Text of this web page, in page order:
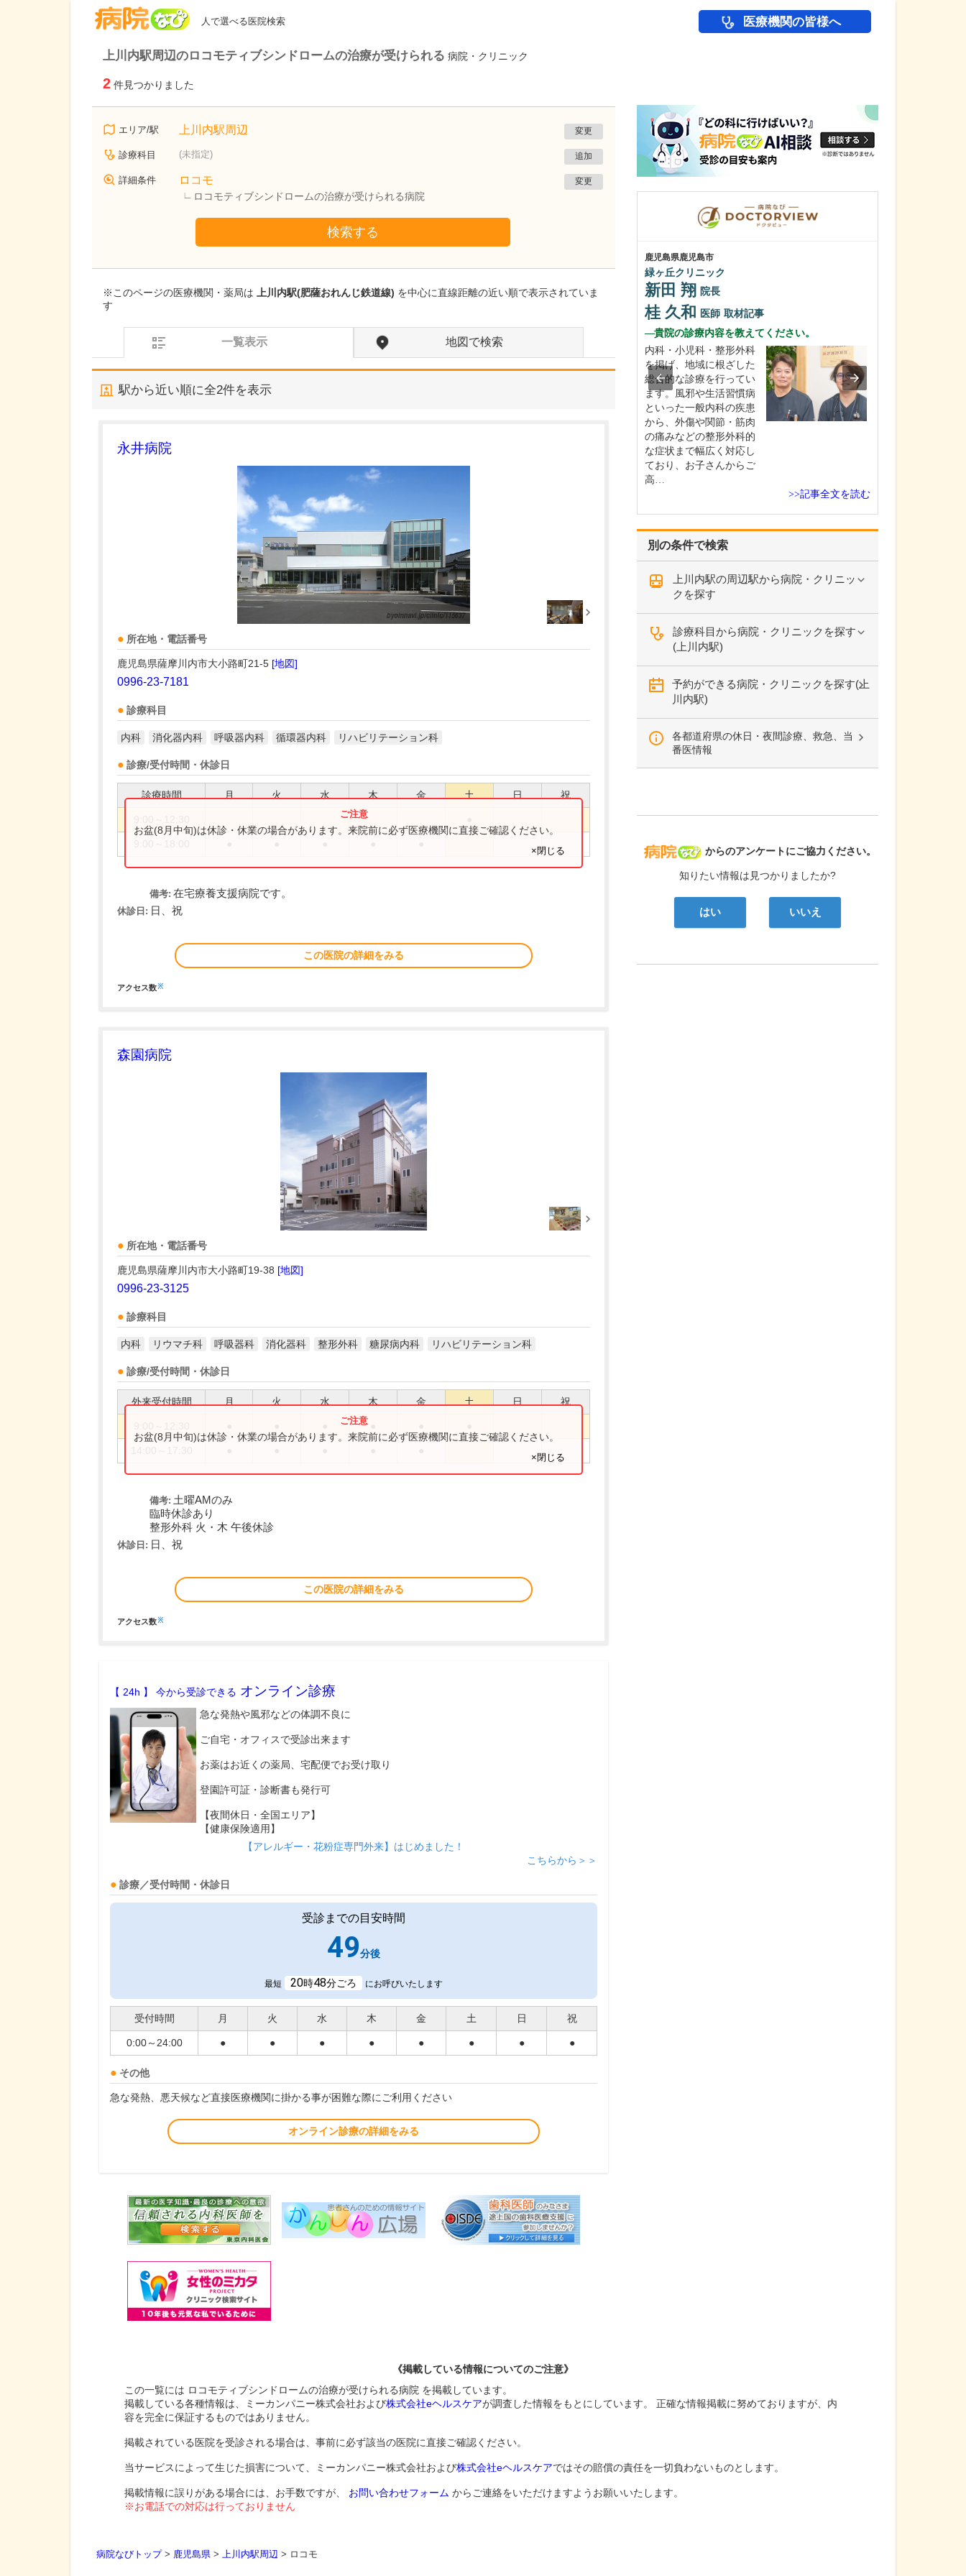
人で選べる医院検索 医療機関の皆様へ
上川内駅周辺のロコモティブシンドロームの治療が受けられる 病院・クリニック
2 件見つかりました
エリア/駅 上川内駅周辺 変更
診療科目 (未指定) 追加
詳細条件 ロコモ
ロコモティブシンドロームの治療が受けられる病院
変更
検索する
※このページの医療機関・薬局は 上川内駅(肥薩おれんじ鉄道線) を中心に直線距離の近い順で表示されていま
す
一覧表示 地図で検索
駅から近い順に全2件を表示
永井病院
所在地・電話番号
鹿児島県薩摩川内市大小路町21-5 [地図]
0996-23-7181
診療科目
内科 消化器内科 呼吸器内科 循環器内科 リハビリテーション科
診療/受付時間・休診日
診療時間 月 火 水 木 金 土 日 祝
お盆(8月中旬)は休診・休業の場合があります。来院前に必ず医療機関に直接ご確認ください。
×閉じる
備考: 在宅療養支援病院です。
休診日: 日、祝
この医院の詳細をみる
アクセス数※
森園病院
所在地・電話番号
鹿児島県薩摩川内市大小路町19-38 [地図]
0996-23-3125
診療科目
内科 リウマチ科 呼吸器科 消化器科 整形外科 糖尿病内科 リハビリテーション科
診療/受付時間・休診日
外来受付時間 月 火 水 木 金 土 日 祝
お盆(8月中旬)は休診・休業の場合があります。来院前に必ず医療機関に直接ご確認ください。
×閉じる
備考: 土曜AMのみ
臨時休診あり
整形外科 火・木 午後休診
休診日: 日、祝
この医院の詳細をみる
アクセス数※
【 24h 】 今から受診できる オンライン診療
急な発熱や風邪などの体調不良に
ご自宅・オフィスで受診出来ます
お薬はお近くの薬局、宅配便でお受け取り
登園許可証・診断書も発行可
【夜間休日・全国エリア】
【健康保険適用】
【アレルギー・花粉症専門外来】はじめました！
こちらから＞＞
診療／受付時間・休診日
受診までの目安時間
49分後
最短 20時48分ごろ にお呼びいたします
受付時間 月 火 水 木 金 土 日 祝
0:00～24:00 ● ● ● ● ● ● ● ●
その他
急な発熱、悪天候など直接医療機関に掛かる事が困難な際にご利用ください
オンライン診療の詳細をみる
別の条件で検索
上川内駅の周辺駅から病院・クリニッ
クを探す
診療科目から病院・クリニックを探す
(上川内駅)
予約ができる病院・クリニックを探す(上
川内駅)
各都道府県の休日・夜間診療、救急、当
番医情報
病院なび
からのアンケートにご協力ください。
知りたい情報は見つかりましたか?
はい いいえ
植村病院
川名 英世院長取材記事
ですね。
「どんな病気やケガも拒
まずに年中無休で診る」
という初代理事長のポリ
鹿児島県鹿児島市
緑ヶ丘クリニック
新田 翔 院長
桂 久和 医師 取材記事
貴院の診療内容を教えてください。
内科・小児科・整形外科
を掲げ、地域に根ざした
総合的な診療を行ってい
ます。風邪や生活習慣病
といった一般内科の疾患
から、外傷や関節・筋肉
の痛みなどの整形外科的
な症状まで幅広く対応し
ており、お子さんからご
高…
>>記事全文を読む
《掲載している情報についてのご注意》
この一覧には ロコモティブシンドロームの治療が受けられる病院 を掲載しています。
掲載している各種情報は、ミーカンパニー株式会社および株式会社eヘルスケアが調査した情報をもとにしています。 正確な情報掲載に努めておりますが、内
容を完全に保証するものではありません。
掲載されている医院を受診される場合は、事前に必ず該当の医院に直接ご確認ください。
当サービスによって生じた損害について、ミーカンパニー株式会社および株式会社eヘルスケアではその賠償の責任を一切負わないものとします。
掲載情報に誤りがある場合には、お手数ですが、 お問い合わせフォーム からご連絡をいただけますようお願いいたします。
※お電話での対応は行っておりません
病院なびトップ> 鹿児島県 > 上川内駅周辺 > ロコモ